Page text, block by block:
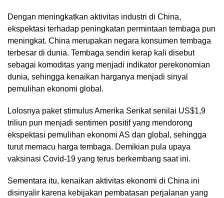
Dengan meningkatkan aktivitas industri di China,
ekspektasi terhadap peningkatan permintaan tembaga pun
meningkat. China merupakan negara konsumen tembaga
terbesar di dunia. Tembaga sendiri kerap kali disebut
sebagai komoditas yang menjadi indikator perekonomian
dunia, sehingga kenaikan harganya menjadi sinyal
pemulihan ekonomi global.
Lolosnya paket stimulus Amerika Serikat senilai US$1,9
triliun pun menjadi sentimen positif yang mendorong
ekspektasi pemulihan ekonomi AS dan global, sehingga
turut memacu harga tembaga. Demikian pula upaya
vaksinasi Covid-19 yang terus berkembang saat ini.
Sementara itu, kenaikan aktivitas ekonomi di China ini
disinyalir karena kebijakan pembatasan perjalanan yang